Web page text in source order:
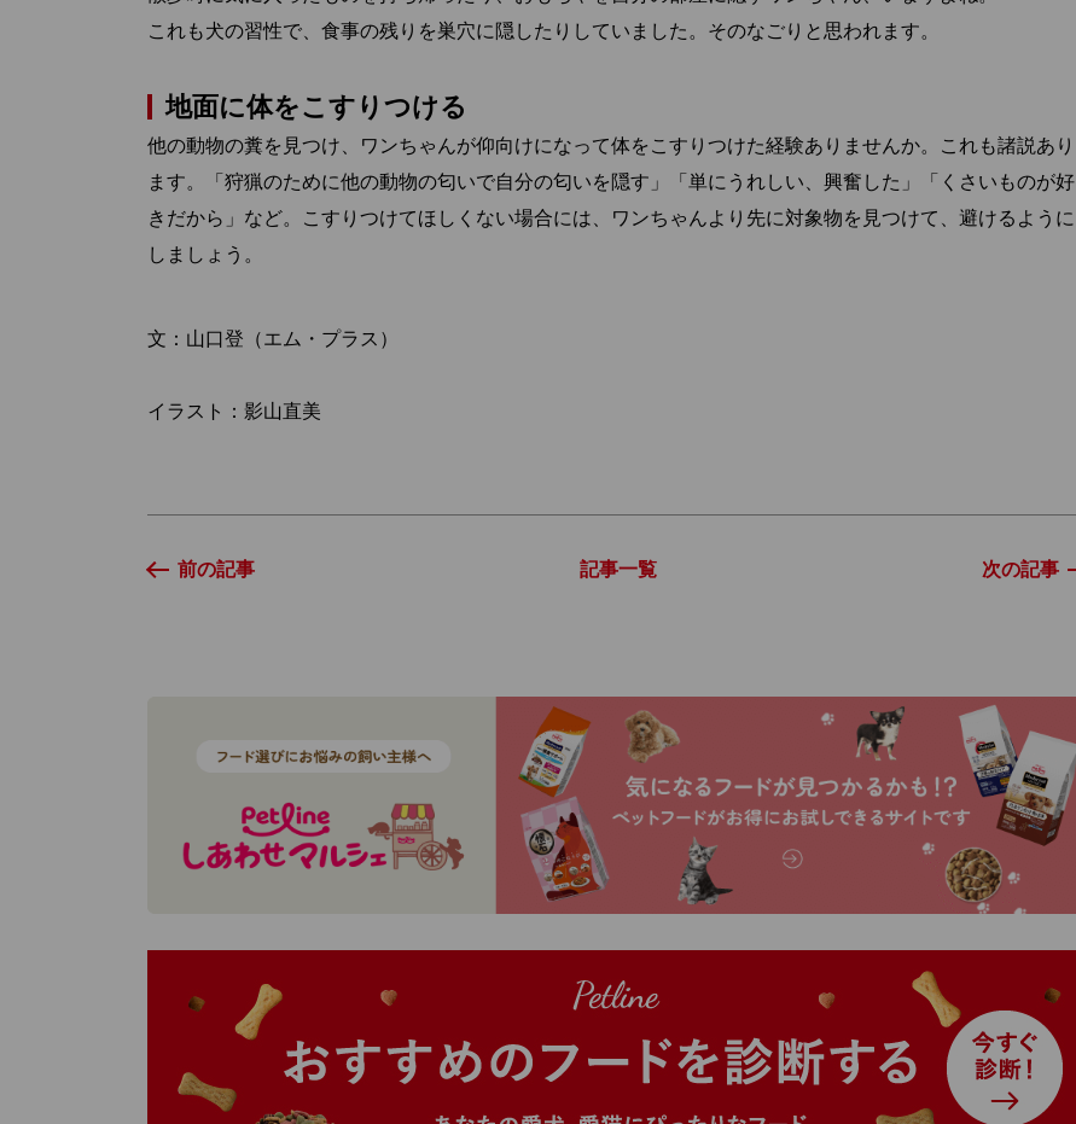
これも犬の習性で、食事の残りを巣穴に隠したりしていました。そのなごりと思われます。
地面に体をこすりつける
他の動物の糞を見つけ、ワンちゃんが仰向けになって体をこすりつけた経験ありませんか。これも諸説あり
ます。「狩猟のために他の動物の匂いで自分の匂いを隠す」「単にうれしい、興奮した」「くさいものが好
きだから」など。こすりつけてほしくない場合には、ワンちゃんより先に対象物を見つけて、避けるように
しましょう。
文：山口登（エム・プラス）
イラスト：影山直美
記事一覧
前の記事 次の記事